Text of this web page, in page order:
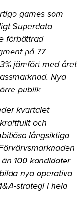
games som
Superdata
förbättrad
på 77
jämfört med året
Nya
publik
kvartalet
och
långsiktiga
100 kandidater
nya operativa
strategi i hela